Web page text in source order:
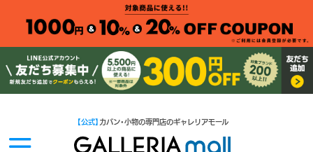
【公式】 カバン・小物の専門店のギャレリアモール